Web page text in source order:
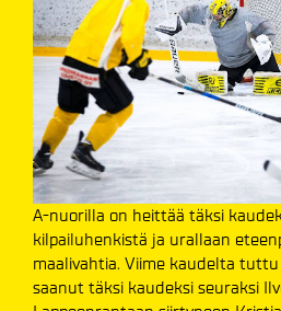
A-nuorilla on heittää täksi
kilpailuhenkistä ja urallaan
maalivahtia. Viime kaudelta
saanut täksi kaudeksi seuraksi